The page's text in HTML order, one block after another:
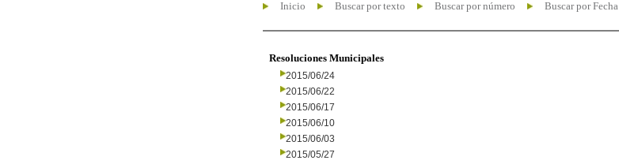
Inicio Buscar por texto Buscar por número Buscar por Fecha
Resoluciones Municipales
2015/06/24
2015/06/22
2015/06/17
2015/06/10
2015/06/03
2015/05/27